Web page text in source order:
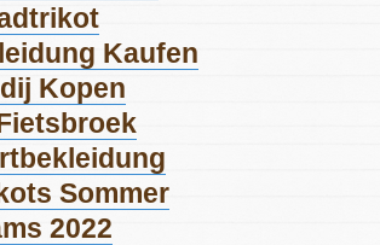
Kaufen
Kopen
Sommer
2022